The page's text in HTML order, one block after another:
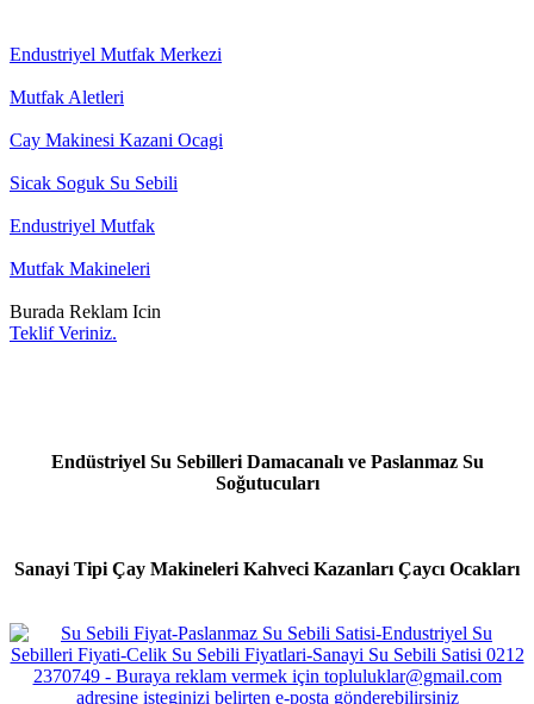
Endustriyel Mutfak Merkezi
Mutfak Aletleri
Cay Makinesi Kazani Ocagi
Sicak Soguk Su Sebili
Endustriyel Mutfak
Mutfak Makineleri
Burada Reklam Icin
Teklif Veriniz.
Endüstriyel Su Sebilleri Damacanalı ve Paslanmaz Su
Soğutucuları
Sanayi Tipi Çay Makineleri Kahveci Kazanları Çaycı Ocakları